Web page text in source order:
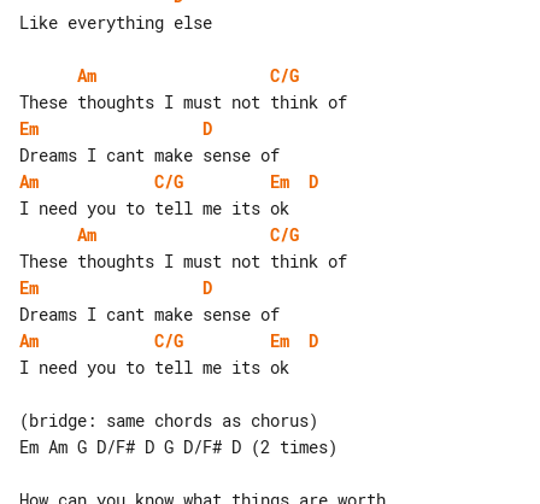
Like everything else
Am
C/G
Em
D
Am
C/G Em
D
Am
C/G
Em
D
Am
C/G Em
D
I need you to tell me its ok
(bridge: same chords as chorus)
Em Am G D/F# D G D/F# D (2 times)